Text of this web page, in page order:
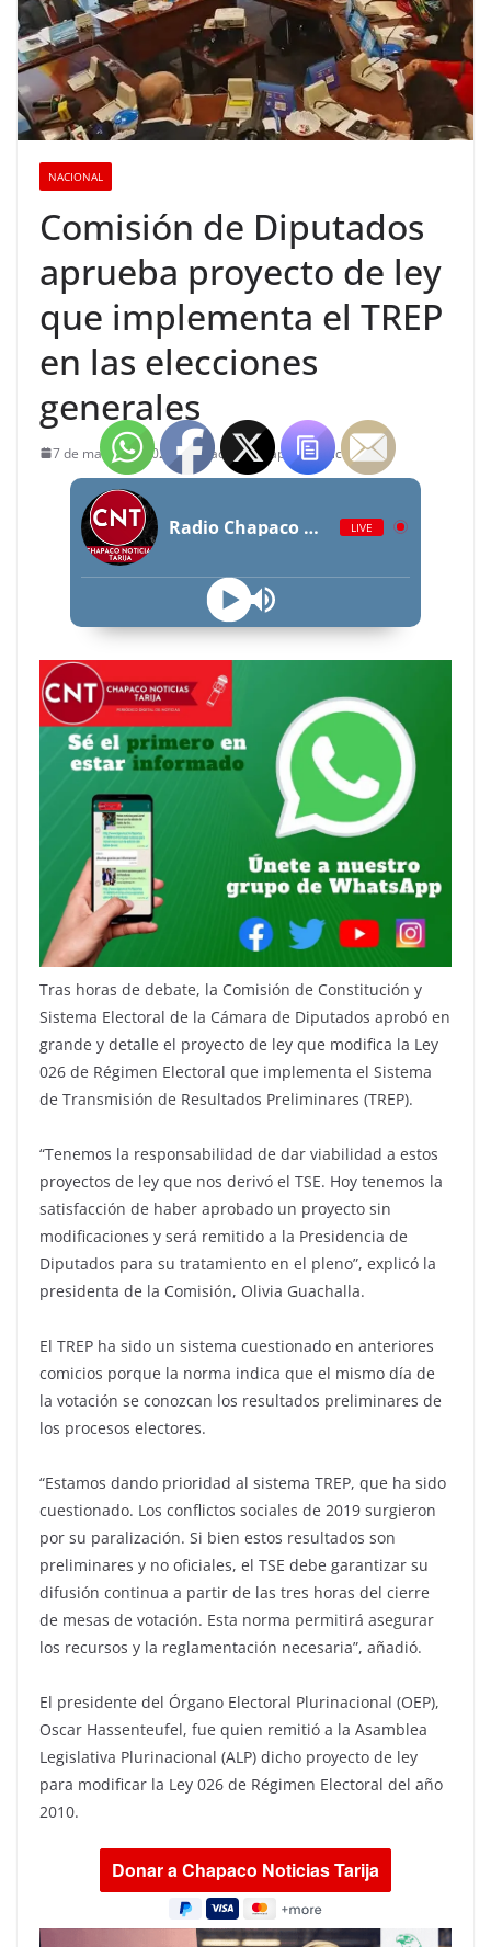
NACIONAL
Comisión de Diputados
aprueba proyecto de ley
que implementa el TREP
en las elecciones
generales
7 de marzo de 2025 Redacción Chapaco Noticias
Radio Chapaco Noticias Las 24 horas en vivo LIVE
Tras horas de debate, la Comisión de Constitución y
Sistema Electoral de la Cámara de Diputados aprobó en
grande y detalle el proyecto de ley que modifica la Ley
026 de Régimen Electoral que implementa el Sistema
de Transmisión de Resultados Preliminares (TREP).
“Tenemos la responsabilidad de dar viabilidad a estos
proyectos de ley que nos derivó el TSE. Hoy tenemos la
satisfacción de haber aprobado un proyecto sin
modificaciones y será remitido a la Presidencia de
Diputados para su tratamiento en el pleno”, explicó la
presidenta de la Comisión, Olivia Guachalla.
El TREP ha sido un sistema cuestionado en anteriores
comicios porque la norma indica que el mismo día de
la votación se conozcan los resultados preliminares de
los procesos electores.
“Estamos dando prioridad al sistema TREP, que ha sido
cuestionado. Los conflictos sociales de 2019 surgieron
por su paralización. Si bien estos resultados son
preliminares y no oficiales, el TSE debe garantizar su
difusión continua a partir de las tres horas del cierre
de mesas de votación. Esta norma permitirá asegurar
los recursos y la reglamentación necesaria”, añadió.
El presidente del Órgano Electoral Plurinacional (OEP),
Oscar Hassenteufel, fue quien remitió a la Asamblea
Legislativa Plurinacional (ALP) dicho proyecto de ley
para modificar la Ley 026 de Régimen Electoral del año
2010.